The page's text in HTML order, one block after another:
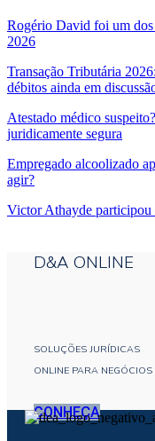
Rogério David foi um dos
2026
Transação Tributária
débitos ainda em
Atestado médico
juridicamente segura
Empregado alcoolizado
agir?
Victor Athayde participou
D&A ONLINE
SOLUÇÕES JURÍDICAS
ONLINE PARA NEGÓCIOS
CONHEÇA